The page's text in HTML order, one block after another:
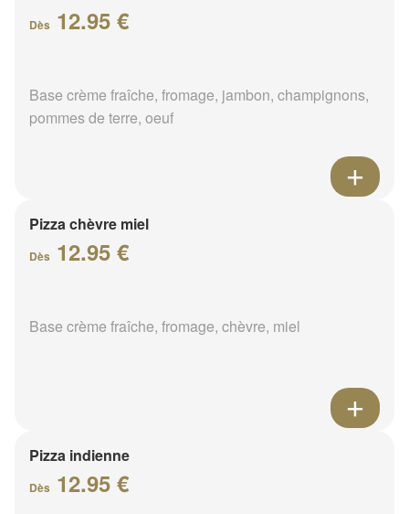
Dès 12.95 €
Base crème fraîche, fromage, jambon, champignons,
pommes de terre, oeuf
Pizza chèvre miel
Dès 12.95 €
Base crème fraîche, fromage, chèvre, miel
Pizza indienne
Dès 12.95 €